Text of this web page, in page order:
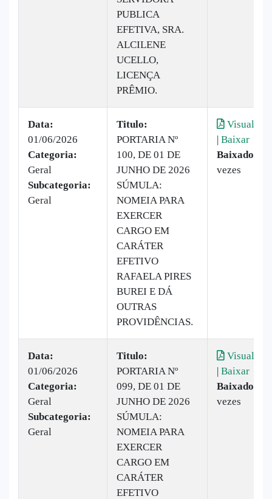
PUBLICA
EFETIVA, SRA.
ALCILENE
UCELLO,
LICENÇA
PRÊMIO.
Data:
01/06/2026
Categoria:
Geral
Subcategoria:
Geral
Titulo:
PORTARIA Nº
100, DE 01 DE
JUNHO DE 2026
SÚMULA:
NOMEIA PARA
EXERCER
CARGO EM
CARÁTER
EFETIVO
RAFAELA PIRES
BUREI E DÁ
OUTRAS
PROVIDÊNCIAS.
Visualizar
| Baixar
Baixado:
vezes
Data:
01/06/2026
Categoria:
Geral
Subcategoria:
Geral
Titulo:
PORTARIA Nº
099, DE 01 DE
JUNHO DE 2026
SÚMULA:
NOMEIA PARA
EXERCER
CARGO EM
CARÁTER
EFETIVO
Visualizar
| Baixar
Baixado:
vezes